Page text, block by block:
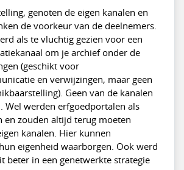
genoten de eigen kanalen en
de voorkeur van de deelnemers.
als te vluchtig gezien voor een
om je archief onder de
(geschikt voor
en verwijzingen, maar geen
Geen van de kanalen
Wel werden erfgoedportalen als
en zouden altijd terug moeten
kanalen. Hier kunnen
eigenheid waarborgen. Ook werd
beter in een genetwerkte strategie